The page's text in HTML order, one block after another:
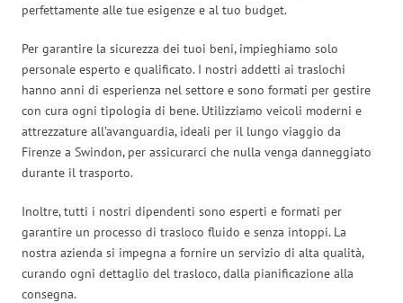
perfettamente alle tue esigenze e al tuo budget.
Per garantire la sicurezza dei tuoi beni, impieghiamo solo
personale esperto e qualificato. I nostri addetti ai traslochi
hanno anni di esperienza nel settore e sono formati per gestire
con cura ogni tipologia di bene. Utilizziamo veicoli moderni e
attrezzature all’avanguardia, ideali per il lungo viaggio da
Firenze a Swindon, per assicurarci che nulla venga danneggiato
durante il trasporto.
Inoltre, tutti i nostri dipendenti sono esperti e formati per
garantire un processo di trasloco fluido e senza intoppi. La
nostra azienda si impegna a fornire un servizio di alta qualità,
curando ogni dettaglio del trasloco, dalla pianificazione alla
consegna.